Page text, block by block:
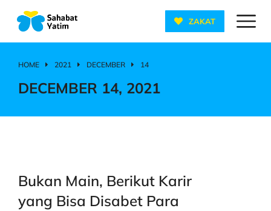
ZAKAT
You are here:
HOME 2021 DECEMBER 14
DECEMBER 14, 2021
Bukan Main, Berikut Karir
yang Bisa Disabet Para